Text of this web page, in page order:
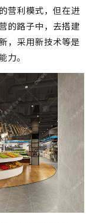
营利模式，但在进
的路子中，去搭建
，采用新技术等是
力。